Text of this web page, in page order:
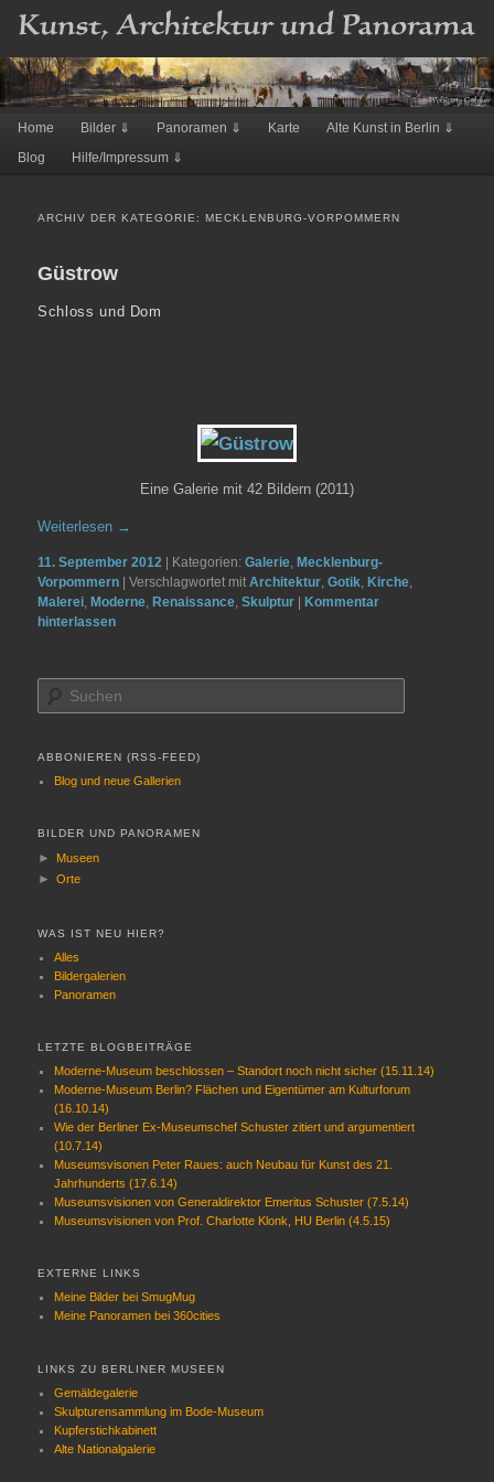
Hauptmenü
Zum
Inhalt
Zum
sekundären
Home Bilder ⇓ Panoramen ⇓ Karte
Alte Kunst in Berlin ⇓
Blog
Hilfe/Impressum ⇓
ARCHIV DER KATEGORIE:MECKLENBURG-VORPOMMERN
Güstrow
Schloss und Dom
Eine Galerie mit 42 Bildern (2011)
Weiterlesen →
11. September 2012 Kategorien:Galerie, Mecklenburg-
Vorpommern
|Verschlagwortet mit Architektur,Gotik, Kirche,
Malerei, Moderne, Renaissance,Skulptur
Kommentar
hinterlassen
u
h
ABBONIEREN (RSS-FEED)
Blog und neue Gallerien
BILDER UND PANORAMEN
► Museen
► Orte
WAS IST NEU HIER?
Alles
Bildergalerien
Panoramen
LETZTE BLOGBEITRÄGE
Moderne-Museum beschlossen – Standort noch nicht sicher (15.11.14)
Moderne-Museum Berlin? Flächen und Eigentümer am Kulturforum
(16.10.14)
Wie der Berliner Ex-Museumschef Schuster zitiert und argumentiert
(10.7.14)
Museumsvisonen Peter Raues: auch Neubau für Kunst des 21.
Jahrhunderts (17.6.14)
Museumsvisionen von Generaldirektor Emeritus Schuster (7.5.14)
Museumsvisionen von Prof. Charlotte Klonk, HU Berlin (4.5.15)
EXTERNE LINKS
Meine Bilder bei SmugMug
Meine Panoramen bei 360cities
LINKS ZU BERLINER MUSEEN
Gemäldegalerie
Skulpturensammlung im Bode-Museum
Kupferstichkabinett
Alte Nationalgalerie